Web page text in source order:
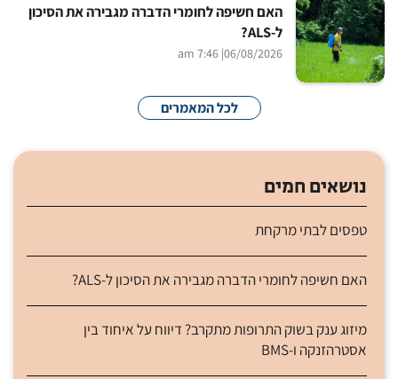
האם חשיפה לחומרי הדברה מגבירה את הסיכון
ל-ALS?
06/08/2026
| 7:46 am
לכל המאמרים
נושאים חמים
טפסים לבתי מרקחת
האם חשיפה לחומרי הדברה מגבירה את הסיכון ל-ALS?
מיזוג ענק בשוק התרופות מתקרב? דיווח על איחוד בין
אסטרהזנקה ו-BMS